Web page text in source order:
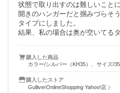
状態で取り出すのは難しいこと
開きのハンガーだと掴みづらそ
タイプにしました。
結果、私の場合は奥が空いてる
トすると選びやすいと思います。
このハンガーのおかげでクロー
て満足です。
購入した商品
カラー/シルバー（KH35）、サイズ/
購入したストア
GulliverOnlineShopping Yahoo!店